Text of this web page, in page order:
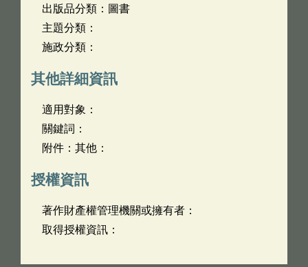
出版品分類：圖書
主題分類：
施政分類：
其他詳細資訊
適用對象：
關鍵詞：
附件：其他：
授權資訊
著作財產權管理機關或擁有者：
取得授權資訊：